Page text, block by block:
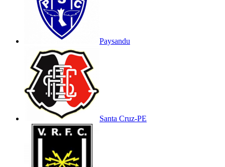
Paysandu
Santa Cruz-PE